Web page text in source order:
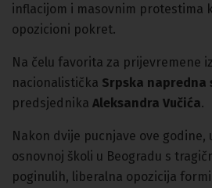
inflacijom i masovnim protestima
opozicioni pokret.
Na čelu favorita za prijevremene
nacionalistička Srpska napredna
predsjednika Aleksandra Vučića.
Nakon dvije pucnjave ove godine,
osnovnoj školi u Beogradu s
poginulih, liberalna opozicija